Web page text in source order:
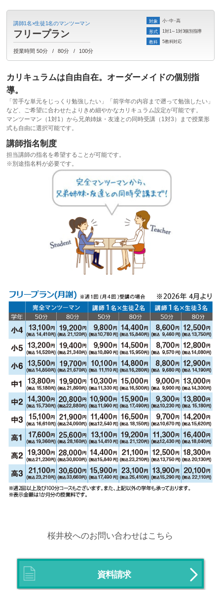
講師1名×生徒1名のマンツーマン
フリープラン
授業時間 50分 80分 100分
対象 小・中・高
形式 1対1～1対3個別指導
教科 5教科対応
カリキュラムは自由自在。オーダーメイドの個別指
導。
「苦手な単元をじっくり勉強したい」「前学年の内容まで遡って勉強したい」
など、ご希望に合わせたよりきめ細やかなカリキュラム設定が可能です。
マンツーマン（1対1）から兄弟姉妹・友達との同時受講（1対3）まで授業形
式も自由に選択可能です。
講師指名制度
担当講師の指名を希望することが可能です。
※別途指名料が必要です。
桜井校へのお問い合わせはこちら
資料請求